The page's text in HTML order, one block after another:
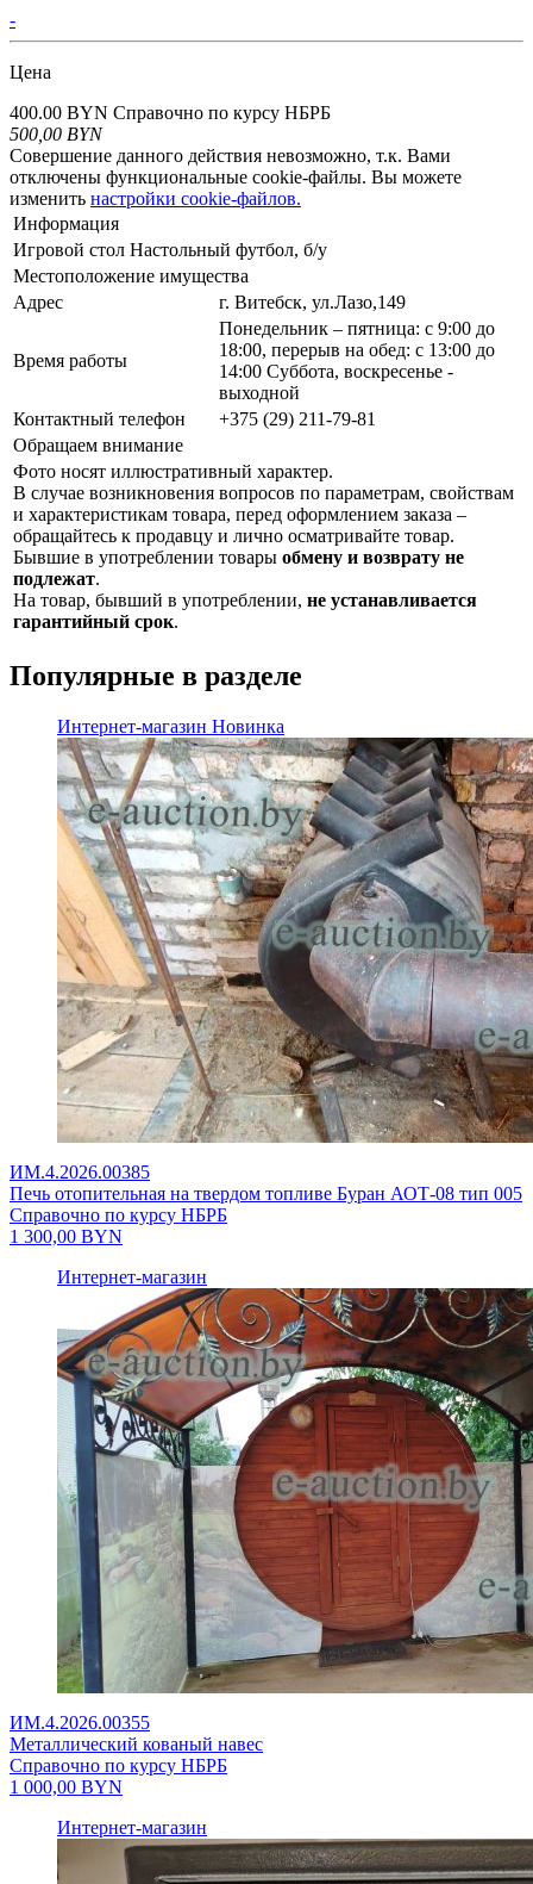
-
Цена
400.00 BYN Справочно по курсу НБРБ
500,00 BYN
Совершение данного действия невозможно, т.к. Вами
отключены функциональные cookie-файлы. Вы можете
изменить настройки cookie-файлов.
Информация
Игровой стол Настольный футбол, б/у
Местоположение имущества
Адрес
г. Витебск, ул.Лазо,149
Время работы
Понедельник – пятница: с 9:00 до
18:00, перерыв на обед: с 13:00 до
14:00 Суббота, воскресенье -
выходной
Контактный телефон
+375 (29) 211-79-81
Обращаем внимание
Фото носят иллюстративный характер.
В случае возникновения вопросов по параметрам, свойствам
и характеристикам товара, перед оформлением заказа –
обращайтесь к продавцу и лично осматривайте товар.
Бывшие в употреблении товары обмену и возврату не
подлежат.
На товар, бывший в употреблении, не устанавливается
гарантийный срок.
Популярные в разделе
Интернет-магазин Новинка
ИМ.4.2026.00385
Печь отопительная на твердом топливе Буран АОТ-08 тип 005
Справочно по курсу НБРБ
1 300,00 BYN
Интернет-магазин
ИМ.4.2026.00355
Металлический кованый навес
Справочно по курсу НБРБ
1 000,00 BYN
Интернет-магазин